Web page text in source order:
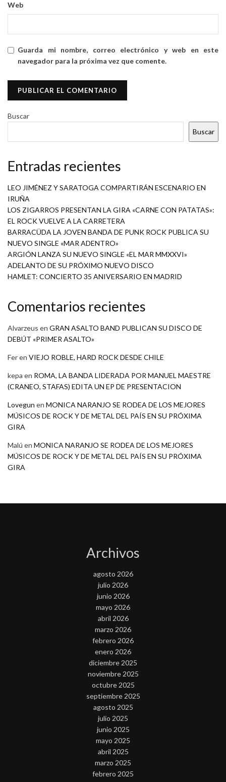
Web
Guarda mi nombre, correo electrónico y web en este
navegador para la próxima vez que comente.
Buscar
Buscar
Entradas recientes
LEO JIMÉNEZ Y SARATOGA COMPARTIRÁN ESCENARIO EN
IRUÑA
LOS ZIGARROS PRESENTAN LA GIRA «CARNE CON PATATAS»:
EL ROCK VUELVE A LA CARRETERA
BARRACÜDA LA JOVEN BANDA DE PUNK ROCK PUBLICA SU
NUEVO SINGLE «MAR ADENTRO»
ARGIÓN LANZA SU NUEVO SINGLE «EL MAR MMXXVI»
ADELANTO DE SU PRÓXIMO NUEVO DISCO
HAMLET: CONCIERTO 35 ANIVERSARIO EN MADRID
Comentarios recientes
Alvarzeus en GRAN ASALTO BAND PUBLICAN SU DISCO DE
DEBÚT «PRIMER ASALTO»
Feren VIEJO ROBLE, HARD ROCK DESDE CHILE
kepa en ROMA, LA BANDA LIDERADA POR MANUEL MAESTRE
(CRANEO, STAFAS) EDITA UN EP DE PRESENTACION
Lovegun en MONICA NARANJO SE RODEA DE LOS MEJORES
MÚSICOS DE ROCK Y DE METAL DEL PAÍS EN SU PRÓXIMA
GIRA
Malú en MONICA NARANJO SE RODEA DE LOS MEJORES
MÚSICOS DE ROCK Y DE METAL DEL PAÍS EN SU PRÓXIMA
GIRA
Archivos
agosto 2026
julio 2026
junio 2026
mayo 2026
abril 2026
marzo 2026
febrero 2026
enero 2026
diciembre 2025
noviembre 2025
octubre 2025
septiembre 2025
agosto 2025
julio 2025
junio 2025
mayo 2025
abril 2025
marzo 2025
febrero 2025